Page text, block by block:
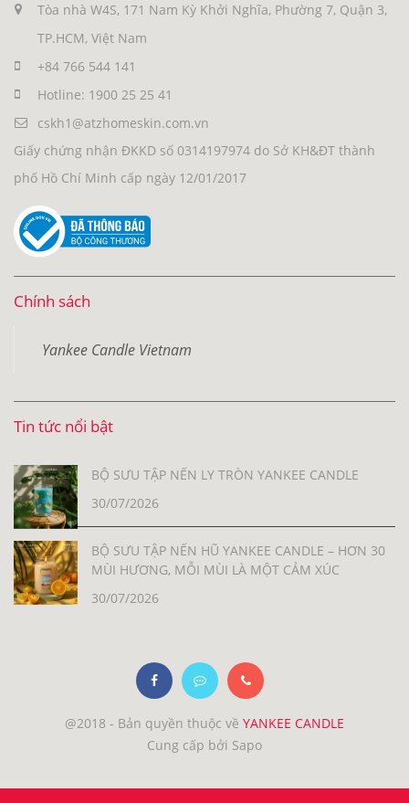
Tòa nhà W4S, 171 Nam Kỳ Khởi Nghĩa, Phường 7, Quận 3,
TP.HCM, Việt Nam
+84 766 544 141
Hotline: 1900 25 25 41
cskh1@atzhomeskin.com.vn
Giấy chứng nhận ĐKKD số 0314197974 do Sở KH&ĐT thành
phố Hồ Chí Minh cấp ngày 12/01/2017
Chính sách
Yankee Candle Vietnam
Tin tức nổi bật
BỘ SƯU TẬP NẾN LY TRÒN YANKEE CANDLE
30/07/2026
BỘ SƯU TẬP NẾN HŨ YANKEE CANDLE – HƠN 30
MÙI HƯƠNG, MỖI MÙI LÀ MỘT CẢM XÚC
30/07/2026
@2018 - Bản quyền thuộc về YANKEE CANDLE
Cung cấp bởi Sapo